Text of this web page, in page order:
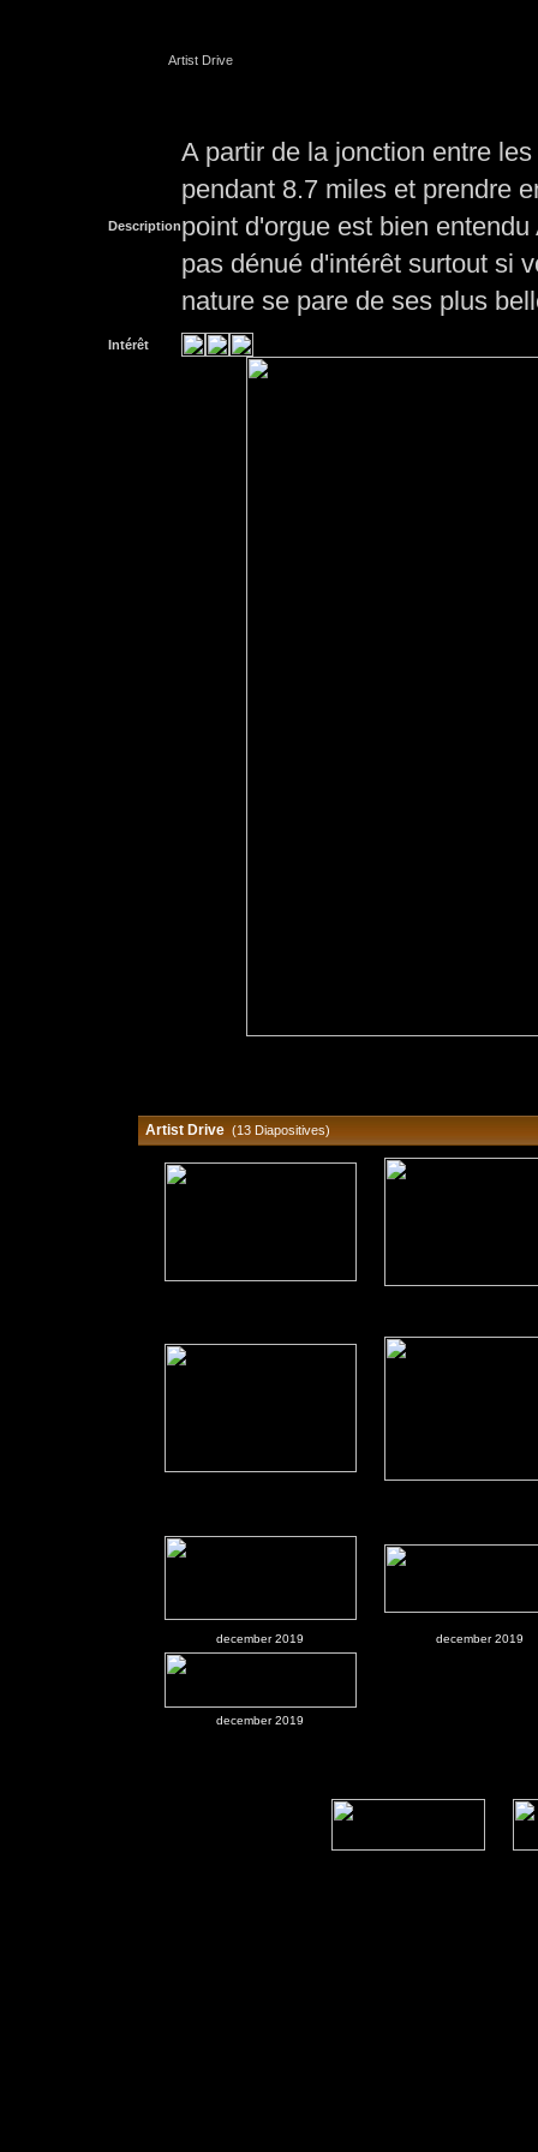
Artist Drive
Description
A partir de la jonction entre
pendant 8.7 miles et prendre
point d'orgue est bien
pas dénué d'intérêt surtout si
nature se pare de ses plus
Intérêt
Artist Drive (13 Diapositives)
december 2019 december 2019
december 2019